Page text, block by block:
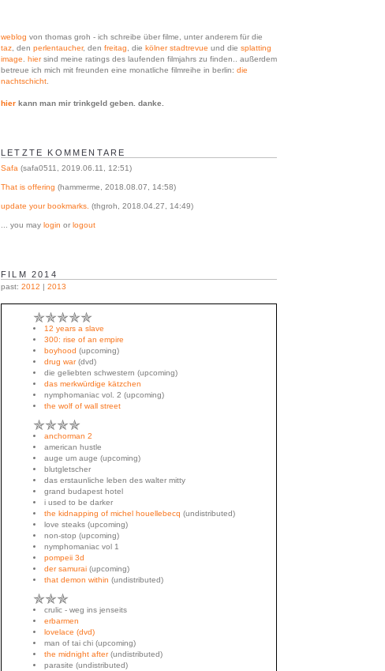
weblog von thomas groh - ich schreibe über filme, unter anderem für die
taz , den perlentaucher, den freitag , die kölner stadtrevue und die splatting
image
hiersind meine ratings des laufenden filmjahrs zu finden.
. außerdem
betreue ich mich mit freunden eine monatliche filmreihe in berlin: die
nachtschicht
hier kann man mir trinkgeld geben. danke.
LETZTE KOMMENTARE
Safa (safa0511, 2019.06.11, 12:51)
That is offering (hammerme, 2018.08.07, 14:58)
update your bookmarks. (thgroh, 2018.04.27, 14:49)
... you may login or logout
FILM 2014
past: 2012 | 2013
✯✯✯✯✯
12 years a slave
300: rise of an empire
boyhood (upcoming)
drug war(dvd)
die geliebten schwestern (upcoming)
das merkwürdige kätzchen
nymphomaniac vol. 2 (upcoming)
the wolf of wall street
✯✯✯✯
anchorman 2
american hustle
auge um auge (upcoming)
blutgletscher
das erstaunliche leben des walter mitty
grand budapest hotel
i used to be darker
the kidnapping of michel houellebecq (undistributed)
love steaks (upcoming)
non-stop (upcoming)
nymphomaniac vol 1
pompeii 3d
der samurai (upcoming)
that demon within (undistributed)
✯✯✯
crulic - weg ins jenseits
erbarmen
lovelace (dvd)
man of tai chi (upcoming)
the midnight after(undistributed)
parasite (undistributed)